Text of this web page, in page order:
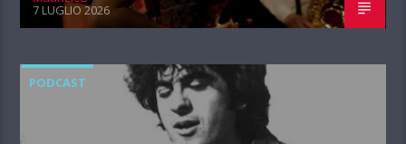
7 LUGLIO 2026
PODCAST